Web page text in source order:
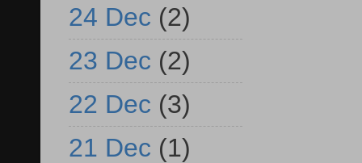
24 Dec (2)
23 Dec (2)
22 Dec (3)
21 Dec (1)